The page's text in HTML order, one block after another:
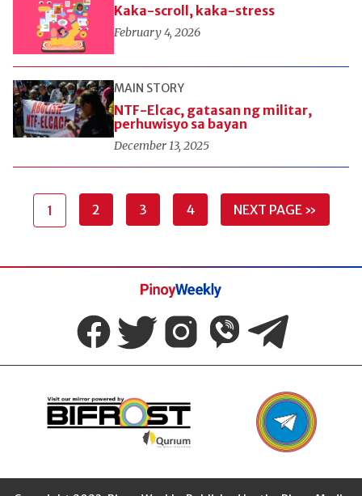
Kaka-scroll, kaka-stress
February 4, 2026
MAIN STORY
NTF-Elcac, gatasan ng militar,
perhuwisyo sa bayan
December 13, 2025
1 2 3 4 NEXT PAGE »
Pinoy
Weekly